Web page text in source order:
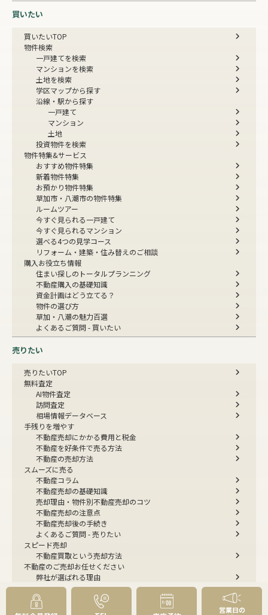
買いたい
買いたいTOP
物件検索
一戸建てを検索
マンションを検索
土地を検索
学区マップから探す
沿線・駅から探す
一戸建て
マンション
土地
投資物件を検索
物件特集&サービス
おすすめ物件特集
新着物件特集
お預かり物件特集
草加市・八潮市の物件特集
ルームツアー
今すぐ見られる一戸建て
今すぐ見られるマンション
選べる4つの見学コース
リフォーム・建築・住み替えのご相談
購入お役立ち情報
住まい探しのトータルプランニング
不動産購入の基礎知識
資金計画はどう立てる？
物件の選び方
草加・八潮の魅力百選
よくあるご質問 - 買いたい
売りたい
売りたいTOP
無料査定
AI物件査定
訪問査定
相場情報データベース
手残りを増やす
不動産売却にかかる費用と税金
不動産を好条件で売る方法
不動産の売却方法
スムーズに売る
不動産コラム
不動産売却の基礎知識
売却理由・物件別不動産売却のコツ
不動産売却の注意点
不動産売却後の手続き
よくあるご質問 - 売りたい
スピード売却
不動産買取という売却方法
不動産のご売却お任せください
弊社が選ばれる理由
売却成功ストーリー40選
売却成約事例
お預かり物件掲載実例
営業日の